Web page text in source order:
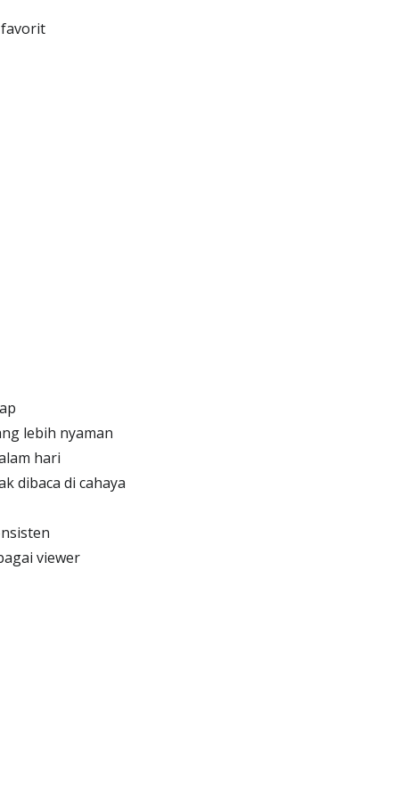
favorit
lebih nyaman
hari
dibaca di cahaya
viewer